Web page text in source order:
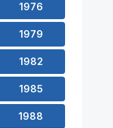
1976
1979
1982
1985
1988